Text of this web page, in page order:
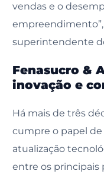
vendas e o
superintendente
Fenasucro &
inovação e
Há mais de três
cumpre o papel
atualização
entre os principais